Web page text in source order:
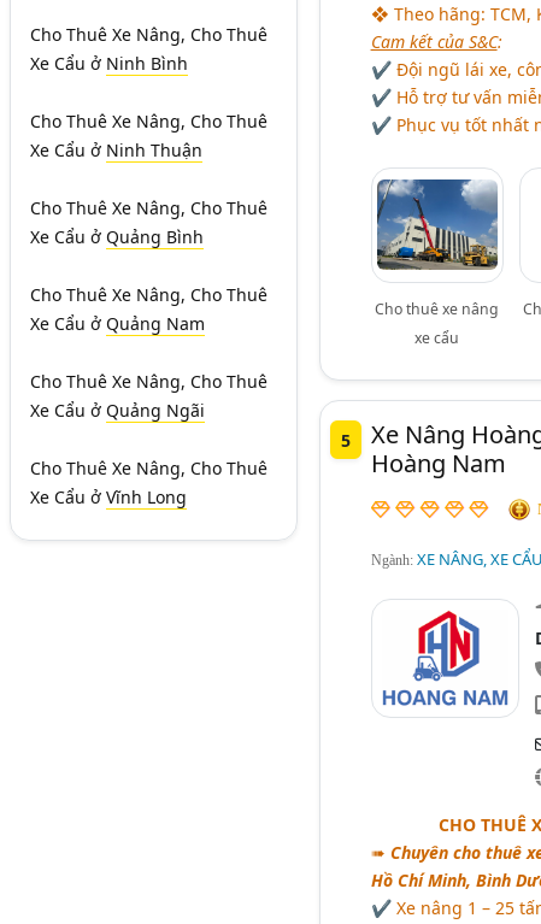
Cho Thuê Xe Nâng, Cho Thuê
Xe Cẩu ở Ninh Bình
Cho Thuê Xe Nâng, Cho Thuê
Xe Cẩu ở Ninh Thuận
Cho Thuê Xe Nâng, Cho Thuê
Xe Cẩu ở Quảng Bình
Cho Thuê Xe Nâng, Cho Thuê
Xe Cẩu ở Quảng Nam
Cho Thuê Xe Nâng, Cho Thuê
Xe Cẩu ở Quảng Ngãi
Cho Thuê Xe Nâng, Cho Thuê
Xe Cẩu ở Vĩnh Long
❖ Theo hãng: TCM,
Cam kết của S&C:
✔ Đội ngũ lái xe,
✔ Hỗ trợ tư vấn
✔ Phục vụ tốt nhất
Cho thuê xe nâng
xe cẩu
5
Xe Nâng
Hoàng Nam
Ngành: XE NÂNG, XE
CHO THUÊ
➠ Chuyên cho thuê
Hồ Chí Minh, Bình
✔ Xe nâng 1 – 25